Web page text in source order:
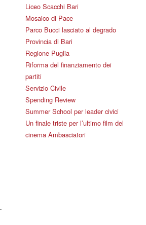
Liceo Scacchi Bari
Mosaico di Pace
Parco Bucci lasciato al degrado
Provincia di Bari
Regione Puglia
Riforma del finanziamento dei
partiti
Servizio Civile
Spending Review
Summer School per leader civici
Un finale triste per l’ultimo film del
cinema Ambasciatori
.